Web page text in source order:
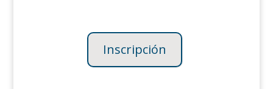
Inscripción